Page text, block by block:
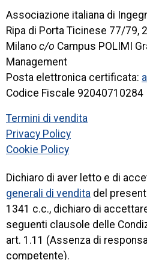
Associazione italiana di
Ripa di Porta Ticinese 77/79,
Milano c/o Campus POLIMI
Management
Posta elettronica certificata:
Codice Fiscale 92040710284
Termini di vendita
Privacy Policy
Cookie Policy
Dichiaro di aver letto e di
generali di vendita del
1341 c.c., dichiaro di
seguenti clausole delle
art. 1.11 (Assenza di
competente).